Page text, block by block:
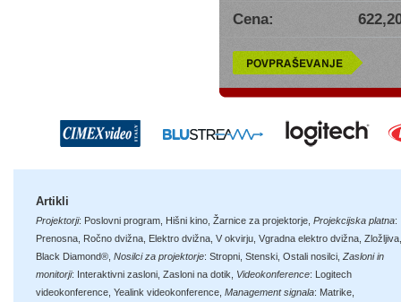
Cena:
Artikli
Projektorji: Poslovni program Hišni kino Žarnice za projektorje Projekcijska platna:
Prenosna Ročno dvižna Elektro dvižna V okvirju Vgradna elektro dvižna Zložljiva
Black Diamond® Nosilci za projektorje: Stropni Stenski Ostali nosilci Zasloni in
monitorji: Interaktivni zasloni Zasloni na dotik Videokonference: Logitech
videokonference Yealink videokonference Management signala: Matrike